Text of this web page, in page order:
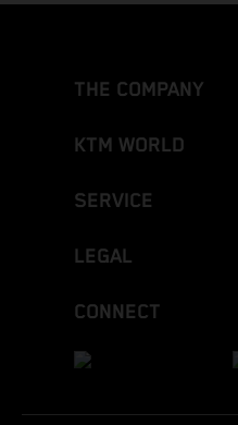
THE COMPANY
KTM WORLD
SERVICE
LEGAL
CONNECT